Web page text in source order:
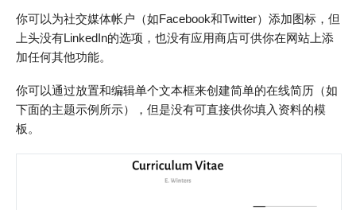
你可以为社交媒体帐户（如Facebook和Twitter）添加图标，但
上头没有LinkedIn的选项，也没有应用商店可供你在网站上添
加任何其他功能。
你可以通过放置和编辑单个文本框来创建简单的在线简历（如
下面的主题示例所示），但是没有可直接供你填入资料的模
板。